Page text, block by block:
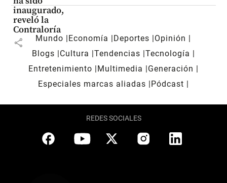
inaugurado,
reveló la
Contraloría
share Mundo Economía Deportes
Opinión
Blogs
Cultura Tendencias Tecnología
Entretenimiento
Multimedia
Generación
Especiales marcas aliadas
Pódcast
REDES SOCIALES